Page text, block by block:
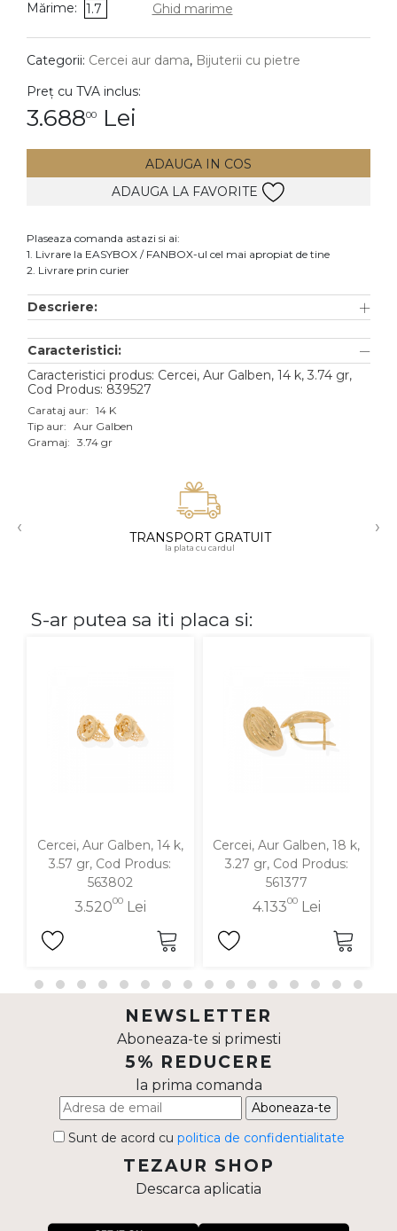
DIAMANTE Vezi toate
Cercei
Accesorii
Aur alb
Aur roz
Aur mixt
18K
Mărime: 1.7 Ghid marime
Categorii: Cercei aur dama, Bijuterii cu pietre
Preț cu TVA inclus:
3.68800 Lei
ADAUGA IN COS
ADAUGA LA FAVORITE
Plaseaza comanda astazi si ai:
1. Livrare la EASYBOX / FANBOX-ul cel mai apropiat de tine
2. Livrare prin curier
Descriere:
Caracteristici:
Caracteristici produs: Cercei, Aur Galben, 14 k, 3.74 gr,
Cod Produs: 839527
Carataj aur: 14 K
Tip aur: Aur Galben
Gramaj: 3.74 gr
‹ TRANSPORT GRATUIT
la plata cu cardul
›
S-ar putea sa iti placa si:
Cercei, Aur Galben, 14 k,
3.57 gr, Cod Produs:
563802
3.52000Lei
Cercei, Aur Galben, 18 k,
3.27 gr, Cod Produs:
561377
4.13300Lei
NEWSLETTER
Aboneaza-te si primesti
5% REDUCERE
la prima comanda
Aboneaza-te
Sunt de acord cu politica de confidentialitate
TEZAUR SHOP
Descarca aplicatia